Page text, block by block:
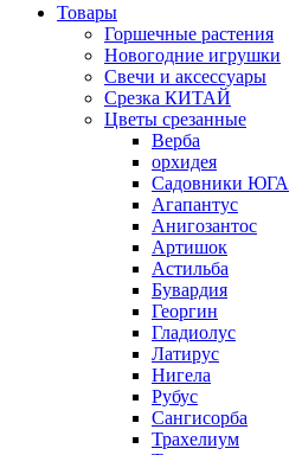
Товары
Горшечные растения
Новогодние игрушки
Свечи и аксессуары
Срезка КИТАЙ
Цветы срезанные
Верба
орхидея
Садовники ЮГА
Агапантус
Анигозантос
Артишок
Астильба
Бувардия
Георгин
Гладиолус
Латирус
Нигела
Рубус
Сангисорба
Трахелиум